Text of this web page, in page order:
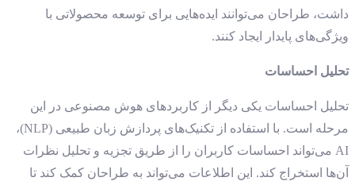
داشت، طراحان می‌توانند ایده‌هایی برای توسعه محصولاتی با
ویژگی‌های پایدار ایجاد کنند.
تحلیل احساسات
تحلیل احساسات یکی دیگر از کاربردهای هوش مصنوعی در این
مرحله است. با استفاده از تکنیک‌های پردازش زبان طبیعی (NLP)،
AI می‌تواند احساسات کاربران را از طریق تجزیه و تحلیل نظرات
آن‌ها استخراج کند. این اطلاعات می‌تواند به طراحان کمک کند تا